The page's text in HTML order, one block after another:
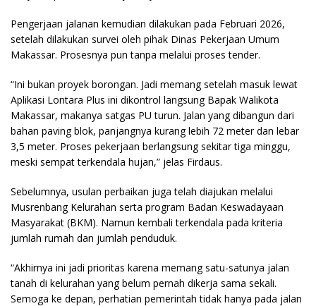
Pengerjaan jalanan kemudian dilakukan pada Februari 2026,
setelah dilakukan survei oleh pihak Dinas Pekerjaan Umum
Makassar. Prosesnya pun tanpa melalui proses tender.
“Ini bukan proyek borongan. Jadi memang setelah masuk lewat
Aplikasi Lontara Plus ini dikontrol langsung Bapak Walikota
Makassar, makanya satgas PU turun. Jalan yang dibangun dari
bahan paving blok, panjangnya kurang lebih 72 meter dan lebar
3,5 meter. Proses pekerjaan berlangsung sekitar tiga minggu,
meski sempat terkendala hujan,” jelas Firdaus.
Sebelumnya, usulan perbaikan juga telah diajukan melalui
Musrenbang Kelurahan serta program Badan Keswadayaan
Masyarakat (BKM). Namun kembali terkendala pada kriteria
jumlah rumah dan jumlah penduduk.
“Akhirnya ini jadi prioritas karena memang satu-satunya jalan
tanah di kelurahan yang belum pernah dikerja sama sekali.
Semoga ke depan, perhatian pemerintah tidak hanya pada jalan